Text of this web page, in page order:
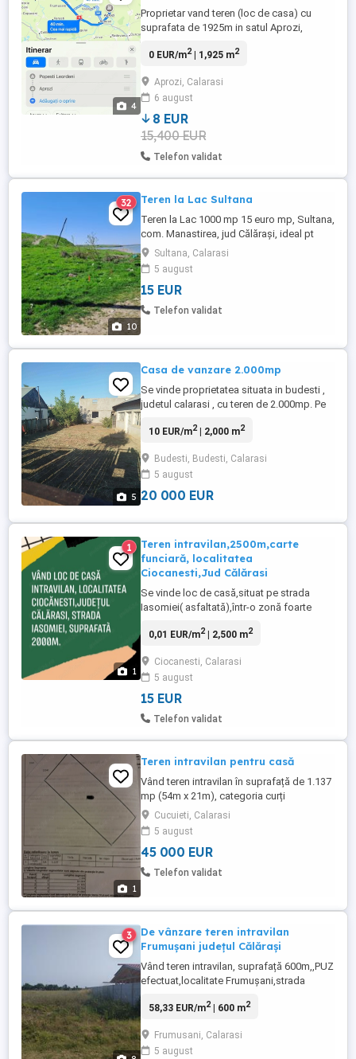
4
Proprietar vand teren (loc de casa) cu
suprafata de 1925m in satul Aprozi,
Bucuresti, sat linistit fara poluare si cu
asfaltat si are o deschidere de 39.55m.
Acesta are forma dreptunghiulara si este
amplasat la marginea satului, ...
0 EUR/m2| 1,925 m2
Aprozi, Calarasi
6 august
8 EUR
15,400 EUR
Telefon validat
10
32 Teren la Lac Sultana
Teren la Lac 1000 mp 15 euro mp, Sultana,
com. Manastirea, jud Călărași, ideal pt
casa de vacanta și pescuit (chiar pe malul
lacului Mostistea), utilități
Sultana, Calarasi
5 august
15 EUR
Telefon validat
5
Casa de vanzare 2.000mp
Se vinde proprietatea situata in budesti ,
judetul calarasi , cu teren de 2.000mp. Pe
noua inceputa in anul 2019 cu suprafata
stadiul la rosu proiectata cu 4 camere si 2
bai oferind posibilitatea de a fi finisata
dupa ...
10 EUR/m2| 2,000 m2
Budesti, Budesti, Calarasi
5 august
20 000 EUR
1
1
Teren intravilan,2500m,carte
funciară, localitatea
Ciocanesti,Jud Călărasi
Se vinde loc de casă,situat pe strada
Iasomiei( asfaltată),într-o zonă foarte
Călărași,tel contact
0,01 EUR/m2| 2,500 m2
Ciocanesti, Calarasi
5 august
15 EUR
Telefon validat
1
Teren intravilan pentru casă
Vând teren intravilan în suprafață de 1.137
mp (54m x 21m), categoria curți
construcții, ideal pentru casă, situat în
comuna Plătărești, sat Cucuieți (Drum
Județean 301), județul Călărași. Preț
45.000 Euro.
Cucuieti, Calarasi
5 august
45 000 EUR
Telefon validat
3
De vânzare teren intravilan
Frumușani județul Călărași
Vând teren intravilan, suprafață 600m,,PUZ
efectuat,localitate Frumușani,strada
aproape(200m) de DN 4. Strada Stelelor.
tel . Preț ușor discutabil!!!
58,33 EUR/m2| 600 m2
Frumusani, Calarasi
5 august